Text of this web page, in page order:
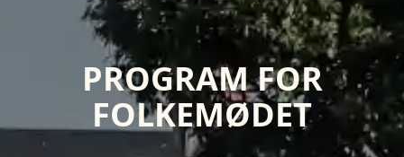
PROGRAM FOR
FOLKEMØDET